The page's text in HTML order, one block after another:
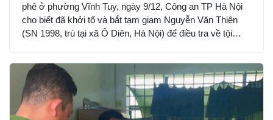
phê ở phường Vĩnh Tuy, ngày 9/12, Công an TP Hà Nội
cho biết đã khởi tố và bắt tạm giam Nguyễn Văn Thiên
(SN 1998, trú tại xã Ô Diên, Hà Nội) để điều tra về tội